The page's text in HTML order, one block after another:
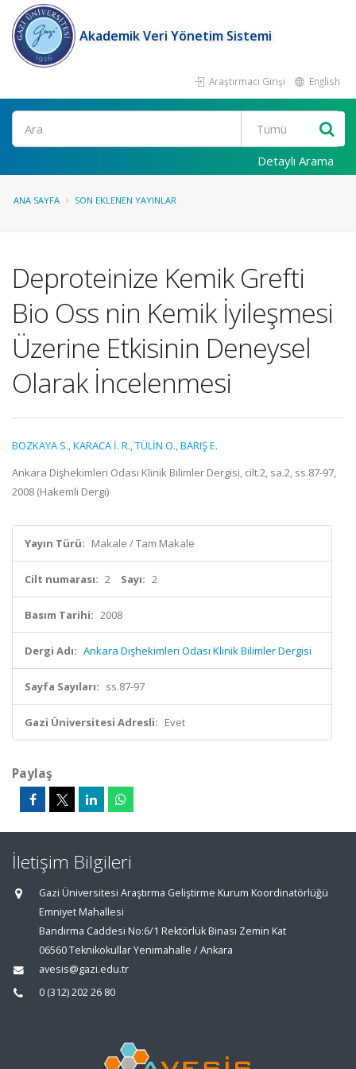
Akademik Veri Yönetim Sistemi
Araştırmacı Girişi English
Ara
Detaylı Arama
ANA SAYFA SON EKLENEN YAYINLAR
Deproteinize Kemik Grefti
Bio Oss nin Kemik İyileşmesi
Üzerine Etkisinin Deneysel
Olarak İncelenmesi
BOZKAYA S.,KARACA İ. R.,TÜLİN O.,BARIŞ E.
Ankara Dişhekimleri Odası Klinik Bilimler Dergisi, cilt.2, sa.2, ss.87-97,
2008 (Hakemli Dergi)
Yayın Türü: Makale / Tam Makale
Cilt numarası: 2 Sayı: 2
Basım Tarihi: 2008
Dergi Adı: Ankara Dişhekimleri Odası Klinik Bilimler Dergisi
Sayfa Sayıları: ss.87-97
Gazi Üniversitesi Adresli: Evet
Paylaş
İletişim Bilgileri
Gazi Üniversitesi Araştırma Geliştirme Kurum Koordinatörlüğü
Emniyet Mahallesi
Bandırma Caddesi No:6/1 Rektörlük Binası Zemin Kat
06560 Teknikokullar Yenimahalle / Ankara
avesis@gazi.edu.tr
0 (312) 202 26 80